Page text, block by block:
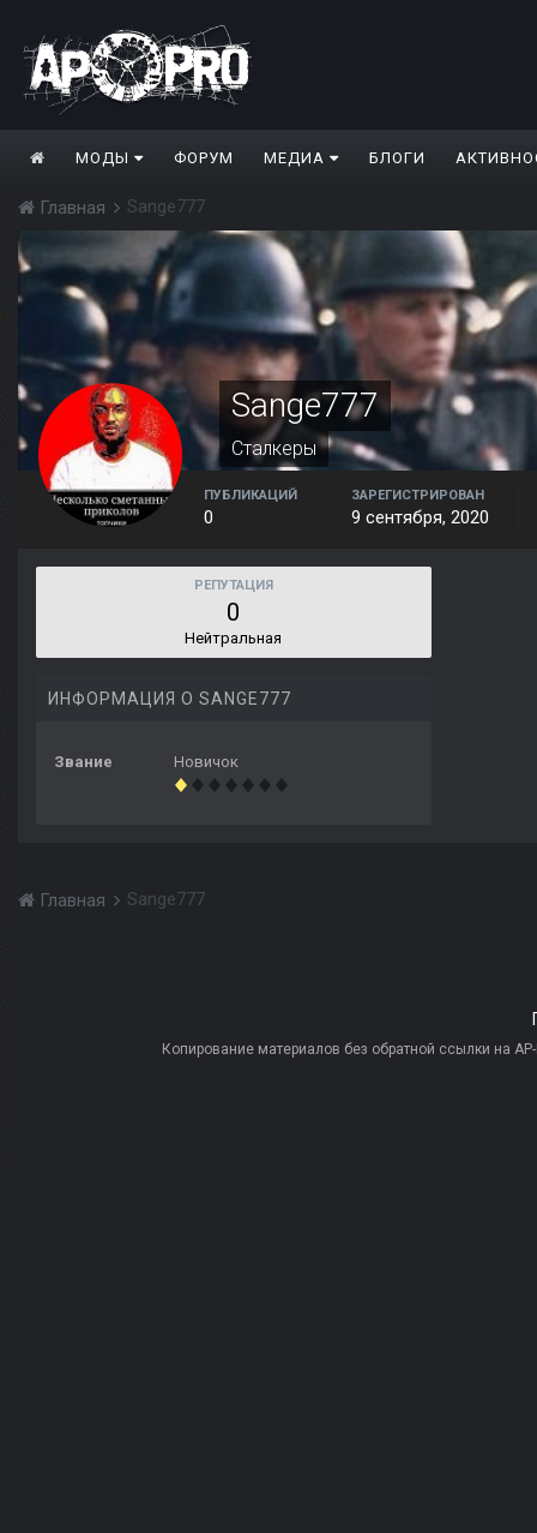
МОДЫ ФОРУМ МЕДИА БЛОГИ
Главная Sange777
Sange777
Сталкеры
ПУБЛИКАЦИЙ
0
ЗАРЕГИСТРИРОВАН
9 сентября, 2020
РЕПУТАЦИЯ
0
Нейтральная
ИНФОРМАЦИЯ О SANGE777
Звание Новичок
Главная Sange777
Копирование материалов без обратной ссылки на